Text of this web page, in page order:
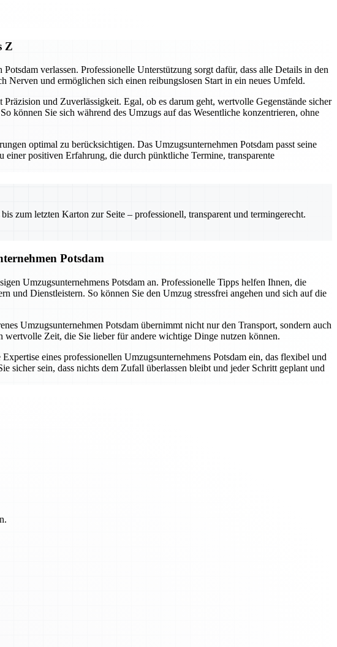
Z
verlassen. Professionelle Unterstützung sorgt dafür, dass alle Details in den
und ermöglichen sich einen reibungslosen Start in ein neues Umfeld.
und Zuverlässigkeit. Egal, ob es darum geht, wertvolle Gegenstände sicher
können Sie sich während des Umzugs auf das Wesentliche konzentrieren, ohne
optimal zu berücksichtigen. Das Umzugsunternehmen Potsdam passt seine
positiven Erfahrung, die durch pünktliche Termine, transparente
zum letzten Karton zur Seite – professionell, transparent und termingerecht.
Potsdam
Umzugsunternehmens Potsdam an. Professionelle Tipps helfen Ihnen, die
Dienstleistern. So können Sie den Umzug stressfrei angehen und sich auf die
Umzugsunternehmen Potsdam übernimmt nicht nur den Transport, sondern auch
wertvolle Zeit, die Sie lieber für andere wichtige Dinge nutzen können.
eines professionellen Umzugsunternehmens Potsdam ein, das flexibel und
sein, dass nichts dem Zufall überlassen bleibt und jeder Schritt geplant und